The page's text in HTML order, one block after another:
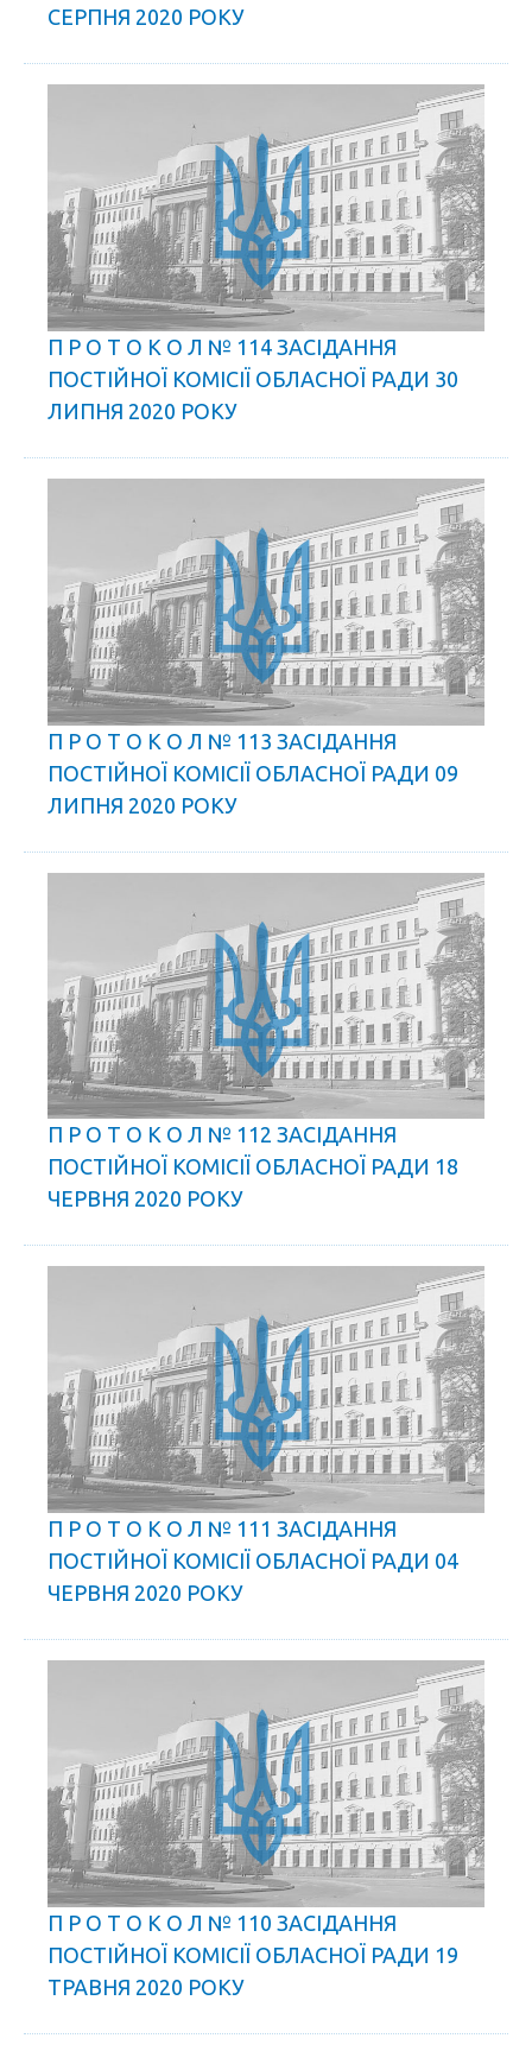
СЕРПНЯ 2020 РОКУ
П Р О Т О К О Л № 114 ЗАСІДАННЯ
ПОСТІЙНОЇ КОМІСІЇ ОБЛАСНОЇ РАДИ 30
ЛИПНЯ 2020 РОКУ
П Р О Т О К О Л № 113 ЗАСІДАННЯ
ПОСТІЙНОЇ КОМІСІЇ ОБЛАСНОЇ РАДИ 09
ЛИПНЯ 2020 РОКУ
П Р О Т О К О Л № 112 ЗАСІДАННЯ
ПОСТІЙНОЇ КОМІСІЇ ОБЛАСНОЇ РАДИ 18
ЧЕРВНЯ 2020 РОКУ
П Р О Т О К О Л № 111 ЗАСІДАННЯ
ПОСТІЙНОЇ КОМІСІЇ ОБЛАСНОЇ РАДИ 04
ЧЕРВНЯ 2020 РОКУ
П Р О Т О К О Л № 110 ЗАСІДАННЯ
ПОСТІЙНОЇ КОМІСІЇ ОБЛАСНОЇ РАДИ 19
ТРАВНЯ 2020 РОКУ